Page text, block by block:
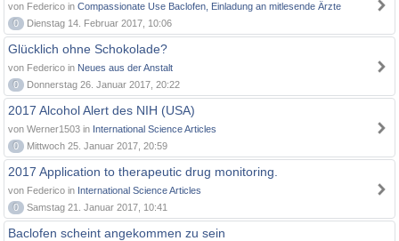
von Federico in Compassionate Use Baclofen, Einladung an mitlesende Ärzte
0
Dienstag 14. Februar 2017, 10:06
Glücklich ohne Schokolade?
von Federico in Neues aus der Anstalt
0
Donnerstag 26. Januar 2017, 20:22
2017 Alcohol Alert des NIH (USA)
von Werner1503 in International Science Articles
0
Mittwoch 25. Januar 2017, 20:59
2017 Application to therapeutic drug monitoring.
von Federico in International Science Articles
0
Samstag 21. Januar 2017, 10:41
Baclofen scheint angekommen zu sein